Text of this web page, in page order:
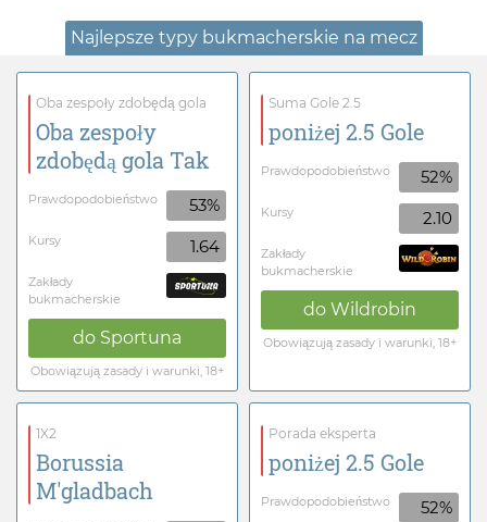
Najlepsze typy bukmacherskie na mecz
Oba zespoły zdobędą gola
Oba zespoły
zdobędą gola Tak
Prawdopodobieństwo 53%
Kursy 1.64
Zakłady
bukmacherskie
do Sportuna
Obowiązują zasady i warunki, 18+
Suma Gole 2.5
poniżej 2.5 Gole
Prawdopodobieństwo 52%
Kursy 2.10
Zakłady
bukmacherskie
do Wildrobin
Obowiązują zasady i warunki, 18+
1X2
Borussia
M'gladbach
Porada eksperta
poniżej 2.5 Gole
Prawdopodobieństwo 52%